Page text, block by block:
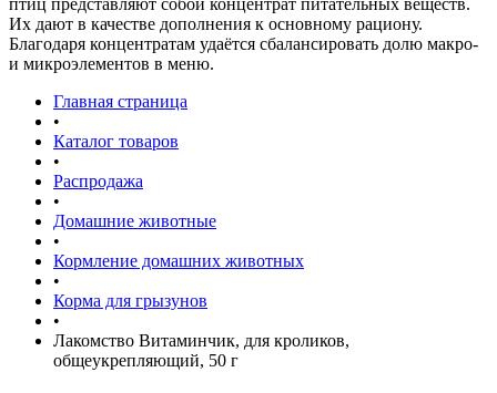
птиц представляют собой концентрат питательных веществ.
Их дают в качестве дополнения к основному рациону.
Благодаря концентратам удаётся сбалансировать долю макро-
и микроэлементов в меню.
Главная страница
•
Каталог товаров
•
Распродажа
•
Домашние животные
•
Кормление домашних животных
•
Корма для грызунов
•
Лакомство Витаминчик, для кроликов,
общеукрепляющий, 50 г